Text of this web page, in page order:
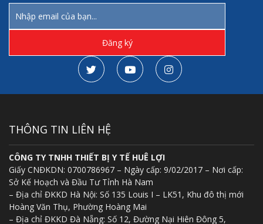
THÔNG TIN LIÊN HỆ
CÔNG TY TNHH THIẾT BỊ Y TẾ HUÊ LỢI
Giấy CNĐKDN: 0700786967 – Ngày cấp: 9/02/2017 – Nơi cấp:
Sở Kế Hoạch và Đầu Tư Tỉnh Hà Nam
– Địa chỉ ĐKKD Hà Nội: Số 135 Louis I – LK51, Khu đô thị mới
Hoàng Văn Thụ, Phường Hoàng Mai
– Địa chỉ ĐKKD Đà Nẵng: Số 12, Đường Nại Hiên Đông 5,